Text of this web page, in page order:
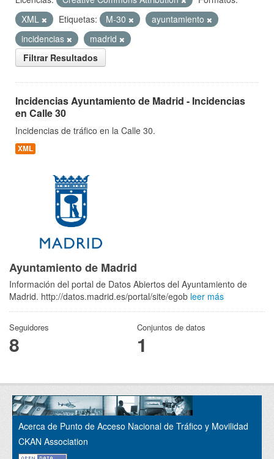
XML
Etiquetas: M-30
ayuntamiento
incidencias
madrid
Filtrar Resultados
Incidencias Ayuntamiento de Madrid - Incidencias
en Calle 30
Incidencias de tráfico en la Calle 30.
XML
Ayuntamiento de Madrid
Información del portal de Datos Abiertos del Ayuntamiento de
Madrid. http://datos.madrid.es/portal/site/egob leer más
Seguidores
8
Conjuntos de datos
1
Acerca de Punto de Acceso Nacional de Tráfico y Movilidad
CKAN Association